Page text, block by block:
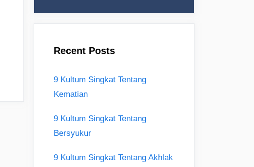
Recent Posts
9 Kultum Singkat Tentang
Kematian
9 Kultum Singkat Tentang
Bersyukur
9 Kultum Singkat Tentang Akhlak